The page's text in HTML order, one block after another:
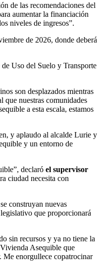
de las recomendaciones del
aumentar la financiación
niveles de ingresos”.
de 2026, donde deberá
Uso del Suelo y Transporte
son desplazados mientras
que nuestras comunidades
a esta escala, estamos
y aplaudo al alcalde Lurie y
y un entorno de
declaró el supervisor
ciudad necesita con
construyan nuevas
que proporcionará
sin recursos y ya no tiene la
Asequible que
Me enorgullece copatrocinar